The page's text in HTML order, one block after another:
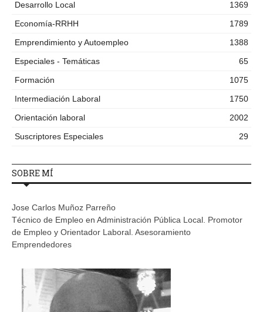
Desarrollo Local
1369
Economía-RRHH
1789
Emprendimiento y Autoempleo
1388
Especiales - Temáticas
65
Formación
1075
Intermediación Laboral
1750
Orientación laboral
2002
Suscriptores Especiales
29
SOBRE MÍ
Jose Carlos Muñoz Parreño
Técnico de Empleo en Administración Pública Local. Promotor
de Empleo y Orientador Laboral. Asesoramiento
Emprendedores